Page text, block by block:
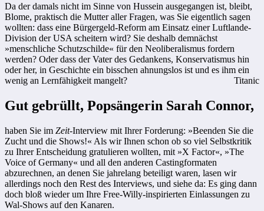
Da der damals nicht im Sinne von Hussein ausgegangen ist, bleibt,
Blome, praktisch die Mutter aller Fragen, was Sie eigentlich sagen
wollten: dass eine Bürgergeld-Reform am Einsatz einer Luftlande-
Division der USA scheitern wird? Sie deshalb demnächst
»menschliche Schutzschilde« für den Neoliberalismus fordern
werden? Oder dass der Vater des Gedankens, Konservatismus hin
oder her, in Geschichte ein bisschen ahnungslos ist und es ihm ein
wenig an Lernfähigkeit mangelt?
Titanic
Gut gebrüllt, Popsängerin Sarah Connor,
haben Sie im Zeit-Interview mit Ihrer Forderung: »Beenden Sie die
Zucht und die Shows!« Als wir Ihnen schon ob so viel Selbstkritik
zu Ihrer Entscheidung gratulieren wollten, mit »X Factor«, »The
Voice of Germany« und all den anderen Castingformaten
abzurechnen, an denen Sie jahrelang beteiligt waren, lasen wir
allerdings noch den Rest des Interviews, und siehe da: Es ging dann
doch bloß wieder um Ihre Free-Willy-inspirierten Einlassungen zu
Wal-Shows auf den Kanaren.